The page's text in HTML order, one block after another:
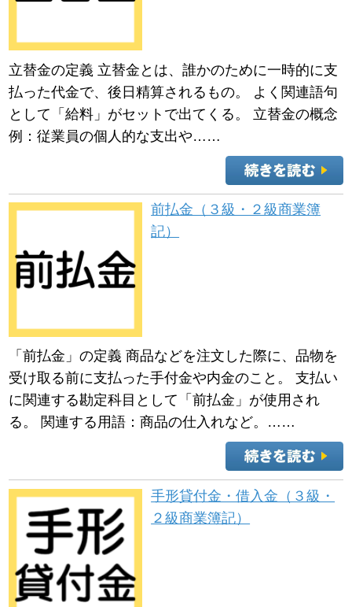
立替金の定義 立替金とは、誰かのために一時的に支
払った代金で、後日精算されるもの。 よく関連語句
として「給料」がセットで出てくる。 立替金の概念
例：従業員の個人的な支出や……
前払金（３級・２級商業簿
記）
「前払金」の定義 商品などを注文した際に、品物を
受け取る前に支払った手付金や内金のこと。 支払い
に関連する勘定科目として「前払金」が使用され
る。 関連する用語：商品の仕入れなど。……
手形貸付金・借入金（３級・
２級商業簿記）